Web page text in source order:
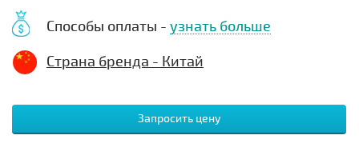
Способы оплаты - узнать больше
Страна бренда - Китай
Запросить цену